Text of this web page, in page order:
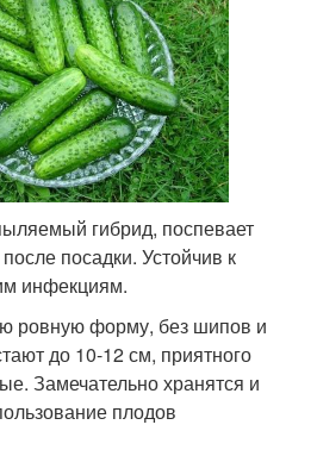
гибрид, поспевает
посадки. Устойчив к
инфекциям.
ровную форму, без шипов и
до 10-12 см, приятного
Замечательно хранятся и
плодов